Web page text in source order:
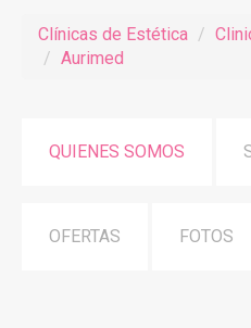
Clínicas de Estética
Aurimed
QUIENES SOMOS
OFERTAS FOTOS